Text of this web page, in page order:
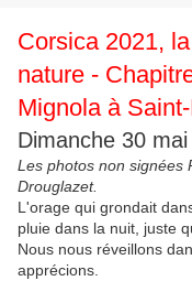
Corsica 2021,
nature -
Mignola à
Dimanche 30
Les photos non signées
Drouglazet.
L'orage qui grondait
pluie dans la nuit, juste
Nous nous réveillons
apprécions.